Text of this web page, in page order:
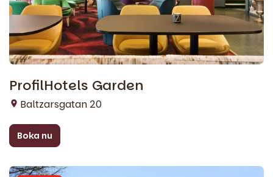
ProfilHotels Garden
Baltzarsgatan 20
Boka nu